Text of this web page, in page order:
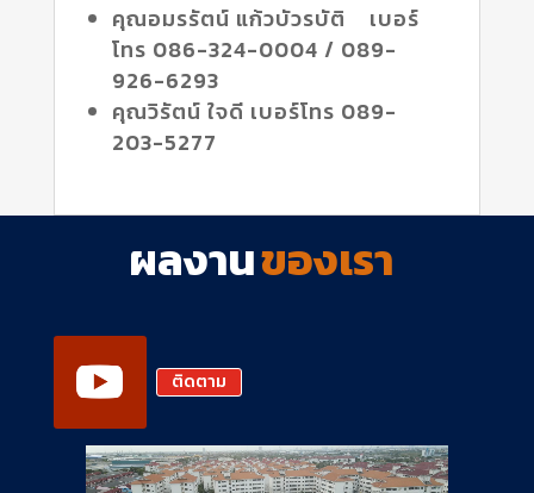
คุณอมรรัตน์ แก้วบัวรบัติ เบอร์
โทร 086-324-0004 / 089-
926-6293
คุณวิรัตน์ ใจดี เบอร์โทร 089-
203-5277
ผลงานของเรา
ติดตาม